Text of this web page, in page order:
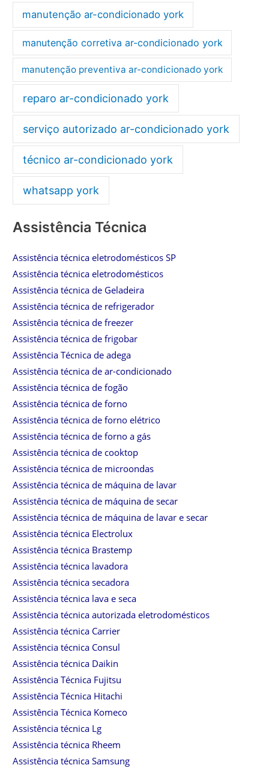
manutenção ar-condicionado york
manutenção corretiva ar-condicionado york
manutenção preventiva ar-condicionado york
reparo ar-condicionado york
serviço autorizado ar-condicionado york
técnico ar-condicionado york
whatsapp york
Assistência Técnica
Assistência técnica eletrodomésticos SP
Assistência técnica eletrodomésticos
Assistência técnica de Geladeira
Assistência técnica de refrigerador
Assistência técnica de freezer
Assistência técnica de frigobar
Assistência Técnica de adega
Assistência técnica de ar-condicionado
Assistência técnica de fogão
Assistência técnica de forno
Assistência técnica de forno elétrico
Assistência técnica de forno a gás
Assistência técnica de cooktop
Assistência técnica de microondas
Assistência técnica de máquina de lavar
Assistência técnica de máquina de secar
Assistência técnica de máquina de lavar e secar
Assistência técnica Electrolux
Assistência técnica Brastemp
Assistência técnica lavadora
Assistência técnica secadora
Assistência técnica lava e seca
Assistência técnica autorizada eletrodomésticos
Assistência técnica Carrier
Assistência técnica Consul
Assistência técnica Daikin
Assistência Técnica Fujitsu
Assistência Técnica Hitachi
Assistência Técnica Komeco
Assistência técnica Lg
Assistência técnica Rheem
Assistência técnica Samsung